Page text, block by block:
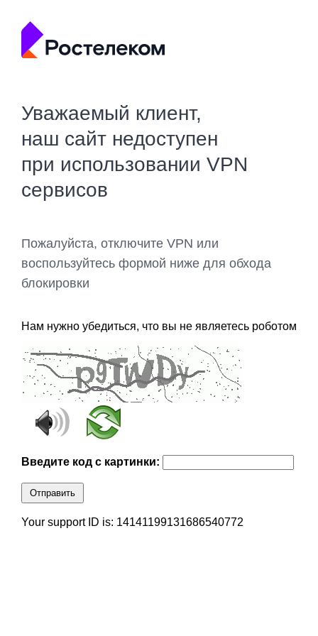
Уважаемый клиент,
наш сайт недоступен
при использовании VPN
сервисов
Пожалуйста, отключите VPN или
воспользуйтесь формой ниже для обхода
блокировки
Нам нужно убедиться, что вы не являетесь роботом
Введите код с картинки:
Отправить
Your support ID is: 14141199131686540772